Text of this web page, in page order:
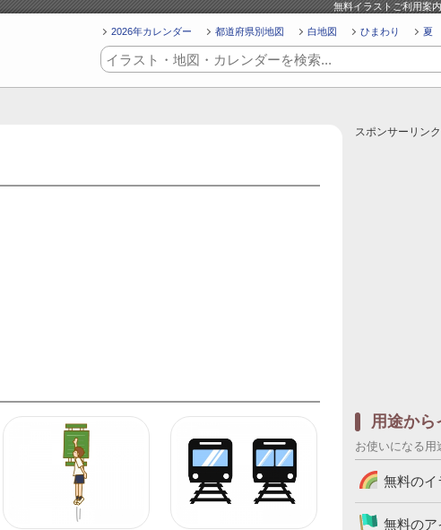
無料イラストご利用案内
2026年カレンダー 都道府県別地図 白地図 ひまわり 夏
スポンサーリンク
用途から
お使いになる用
無料のイ
無料のア